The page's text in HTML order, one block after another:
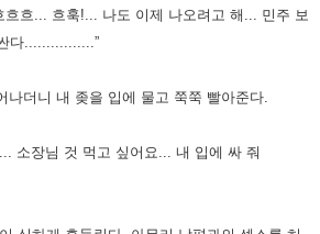
흐흐... 흐훅!... 나도 이제 나오려고 해... 민주 보
다................”
나더니 내 좆을 입에 물고 쭉쭉 빨아준다.
소장님 것 먹고 싶어요... 내 입에 싸 줘